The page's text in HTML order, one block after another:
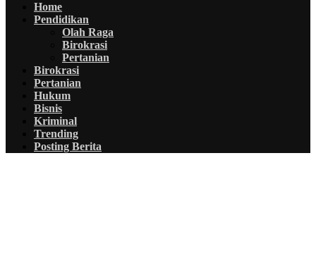
Home
Pendidikan
Olah Raga
Birokrasi
Pertanian
Birokrasi
Pertanian
Hukum
Bisnis
Kriminal
Trending
Posting Berita